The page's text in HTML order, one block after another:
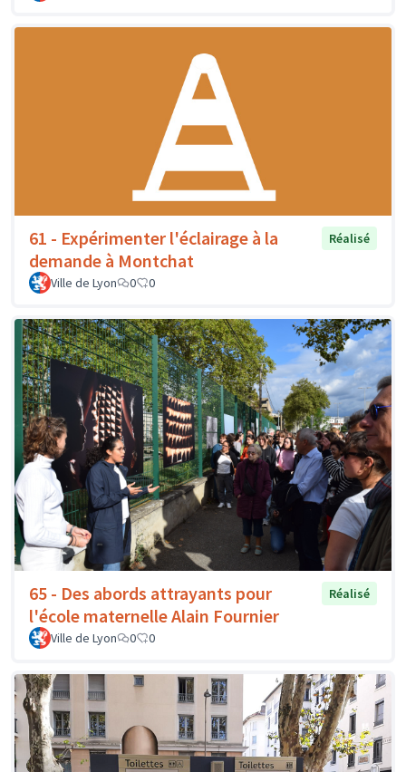
61 - Expérimenter l'éclairage à la
demande à Montchat
Réalisé
Ville de Lyon 0 0
65 - Des abords attrayants pour
l'école maternelle Alain Fournier
Réalisé
Ville de Lyon 0 0